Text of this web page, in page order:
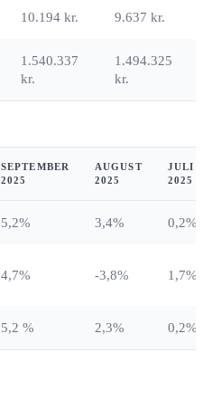
10.194 kr. 9.637 kr.
1.540.337
kr.
1.494.325
kr.
SEPTEMBER
2025
AUGUST
2025
JULI
2025
5,2% 3,4% 0,2%
4,7% -3,8% 1,7%
5,2 % 2,3% 0,2%